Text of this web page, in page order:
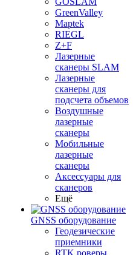
GreenValley
Maptek
RIEGL
Z+F
Лазерные
сканеры SLAM
Лазерные
сканеры для
подсчета объемов
Воздушные
лазерные
сканеры
Мобильные
лазерные
сканеры
Аксессуары для
сканеров
Ещё
GNSS оборудование
Геодезические
приемники
RTK роверы